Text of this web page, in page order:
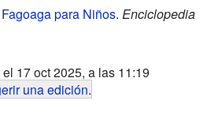
para Niños. Enciclopedia
17 oct 2025, a las 11:19
una edición.